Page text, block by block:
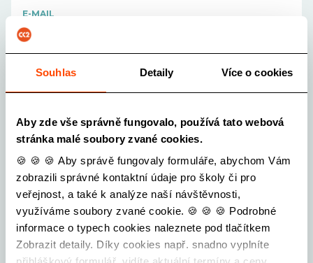
Souhlas Detaily Více o cookies
Aby zde vše správně fungovalo, používá tato webová
stránka malé soubory zvané cookies.
🍪 🍪 🍪 Aby správě fungovaly formuláře, abychom Vám
zobrazili správné kontaktní údaje pro školy či pro
veřejnost, a také k analýze naší návštěvnosti,
využíváme soubory zvané cookie. 🍪 🍪 🍪 Podrobné
informace o typech cookies naleznete pod tlačítkem
Zobrazit detaily. Díky cookies např. snadno vyplníte
E-MAIL
ŠKOLA
Vyberte školu...
POČET ŽÁKŮ OD
-
POČET ŽÁKŮ DO
-
POČET PEDAGOGŮ
-